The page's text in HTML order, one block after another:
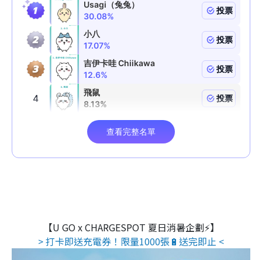
【U GO x CHARGESPOT 夏日消暑企劃⚡】
> 打卡即送充電券！限量1000張🔋送完即止 <